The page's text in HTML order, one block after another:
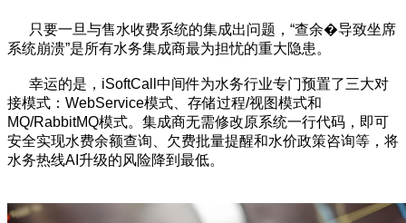
只要一旦与售水收费系统的集成出问题，“查余�导致坐席
系统崩溃”是所有水务集成商最为担忧的重大隐患。
幸运的是，iSoftCall中间件为水务行业专门预置了三大对
接模式：WebService模式、存储过程/视图模式和
MQ/RabbitMQ模式。集成商无需修改原系统一行代码，即可
安全实现水费余额查询、欠费批量提醒和水价政策咨询等，将
水务热线AI升级的风险降到最低。